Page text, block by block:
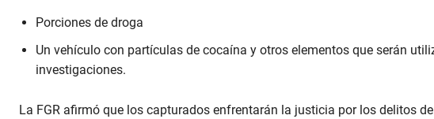
Porciones de droga
Un vehículo con partículas de cocaína y otros elementos que serán
investigaciones.
La FGR afirmó que los capturados enfrentarán la justicia por los delitos